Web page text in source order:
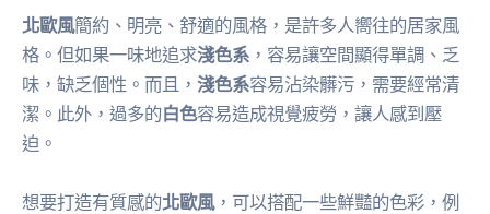
北歐風簡約、明亮、舒適的風格，是許多人嚮往的居家風
格。但如果一味地追求淺色系 ，容易讓空間顯得單調、乏
味，缺乏個性。而且， 淺色系容易沾染髒污，需要經常清
潔。此外，過多的白色容易造成視覺疲勞，讓人感到壓
迫。
想要打造有質感的北歐風，可以搭配一些鮮豔的色彩，例